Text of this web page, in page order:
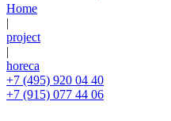
Home
|
project
|
horeca
+7 (495) 920 04 40
+7 (915) 077 44 06